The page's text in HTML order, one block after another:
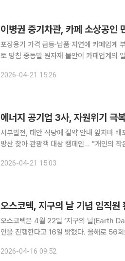
이병권 중기차관, 카페 소상공인
포장용기 가격 급등·납품 지연에 카페업계
토 방침 중동발 원자재 불안이 카페업계의 일회용품 수급 문제로 번지자 정부가 현장 점검에 나섰
2026-04-21 15:26
에너지 공기업 3사, 자원위기 극
서부발전, 태안 식당에 절약 안내 앞치마
방산 찾아 관광객 대상 캠페인… "개인의 작
기 위해 주요 에너지 공기업들이 전방위적인
2026-04-21 15:03
오스코텍, 지구의 날 기념 임직원
오스코텍은 4월 22일 ‘지구의 날(Earth
인을 진행한다고 16일 밝혔다. 올해로 56회를 맞이하는 지구의 날은 지구 환경 오염 문제의 심각성
억명의 사람들이 참여하는 세계 최대 규모 민
2026-04-16 09:52